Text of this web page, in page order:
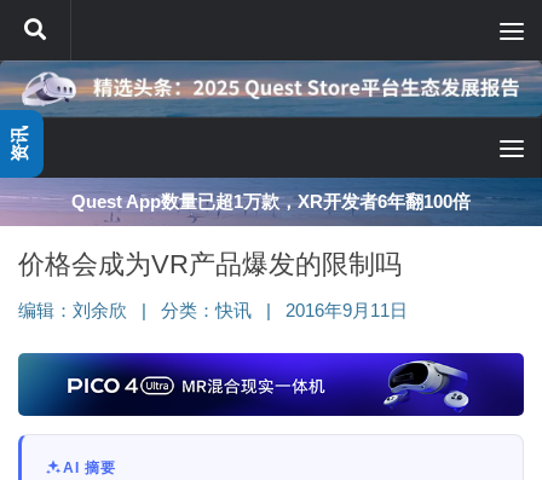
跳至内容
Quest App数量已超1万款，XR开发者6年翻100倍
价格会成为VR产品爆发的限制吗
编辑： 刘余欣 分类：快讯 2016年9月11日
AI 摘要
资讯